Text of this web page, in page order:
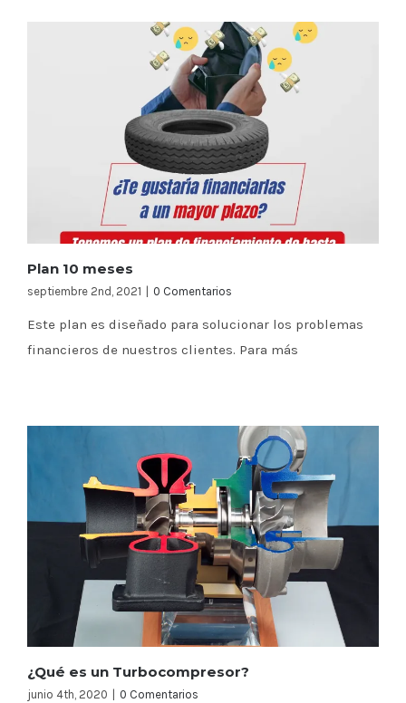
Plan 10 meses
septiembre 2nd, 2021 0 Comentarios
Este plan es diseñado para solucionar los problemas
financieros de nuestros clientes. Para más
¿Qué es un Turbocompresor?
junio 4th, 2020 0 Comentarios